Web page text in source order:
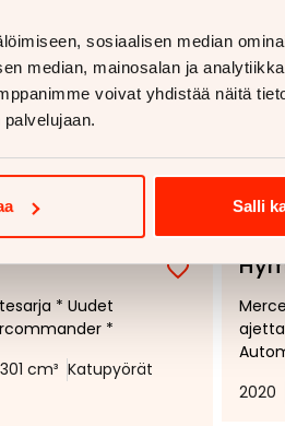
sosiaalisen median
median, mainosalan ja
voivat yhdistää näitä
Salli
* Uudet
*
cm³ Katupyörät
2020